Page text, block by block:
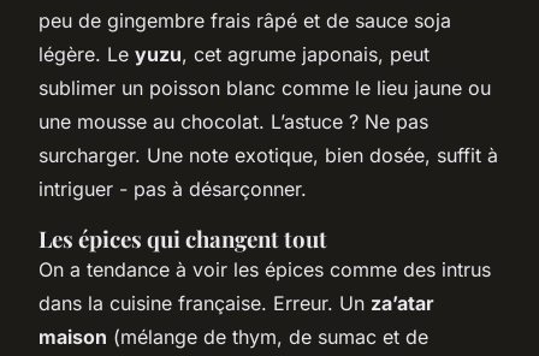
peu de gingembre frais râpé et de sauce soja
légère. Le yuzu, cet agrume japonais, peut
sublimer un poisson blanc comme le lieu jaune ou
une mousse au chocolat. L’astuce ? Ne pas
surcharger. Une note exotique, bien dosée, suffit à
intriguer - pas à désarçonner.
Les épices qui changent tout
On a tendance à voir les épices comme des intrus
dans la cuisine française. Erreur. Un za’atar
maison (mélange de thym, de sumac et de